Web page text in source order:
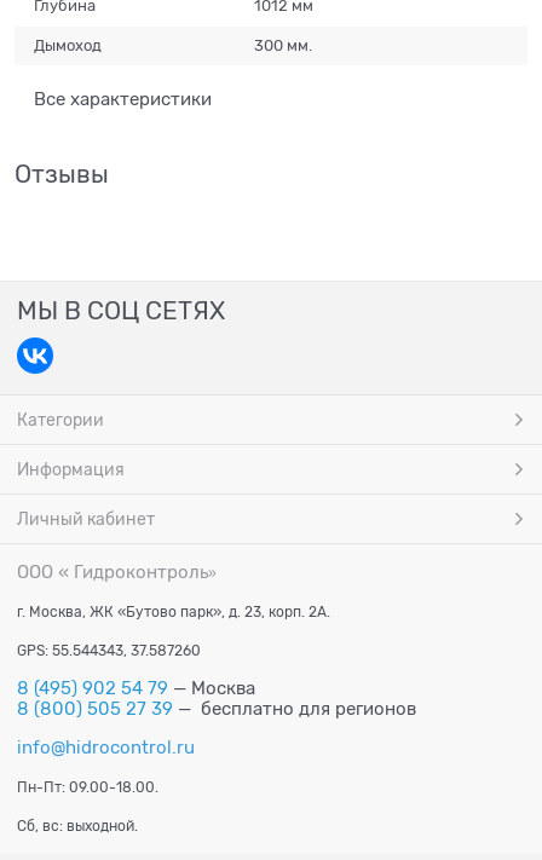
Глубина 1012 мм
Дымоход 300 мм.
Все характеристики
Отзывы
МЫ В СОЦ СЕТЯХ
Категории
Информация
Личный кабинет
ООО « Гидроконтроль»
г. Москва, ЖК «Бутово парк», д. 23, корп. 2А.
GPS: 55.544343, 37.587260
8 (495) 902 54 79 — Москва
8 (800) 505 27 39 — бесплатно для регионов
info@hidrocontrol.ru
Пн-Пт: 09.00-18.00.
Сб, вс: выходной.